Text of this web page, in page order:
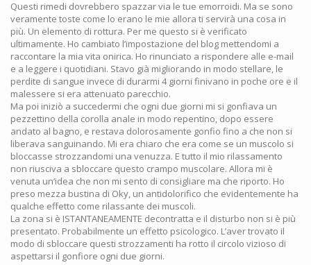
Questi rimedi dovrebbero spazzar via le tue emorroidi. Ma se sono
veramente toste come lo erano le mie allora ti servirà una cosa in
più. Un elemento di rottura. Per me questo si è verificato
ultimamente. Ho cambiato l’impostazione del blog mettendomi a
raccontare la mia vita onirica. Ho rinunciato a rispondere alle e-mail
e a leggere i quotidiani. Stavo già migliorando in modo stellare, le
perdite di sangue invece di durarmi 4 giorni finivano in poche ore e il
malessere si era attenuato parecchio.
Ma poi iniziò a succedermi che ogni due giorni mi si gonfiava un
pezzettino della corolla anale in modo repentino, dopo essere
andato al bagno, e restava dolorosamente gonfio fino a che non si
liberava sanguinando. Mi era chiaro che era come se un muscolo si
bloccasse strozzandomi una venuzza. E tutto il mio rilassamento
non riusciva a sbloccare questo crampo muscolare. Allora mi è
venuta un’idea che non mi sento di consigliare ma che riporto. Ho
preso mezza bustina di Oky, un antidolorifico che evidentemente ha
qualche effetto come rilassante dei muscoli.
La zona si è ISTANTANEAMENTE decontratta e il disturbo non si è più
presentato. Probabilmente un effetto psicologico. L’aver trovato il
modo di sbloccare questi strozzamenti ha rotto il circolo vizioso di
aspettarsi il gonfiore ogni due giorni.